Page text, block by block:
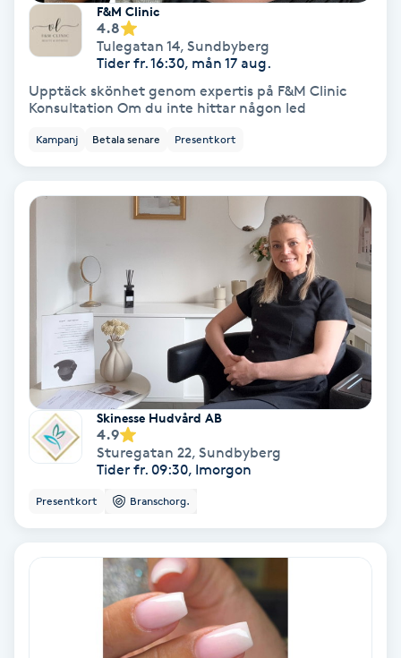
Spa-pedikyr
Spraytan
Stylist
Svensk massage
Svettbehandling
Tuina-massage
Taktil massage
Tandblekning
Tatuering
Tatueringsborttagning
F&M Clinic
4.8
Tulegatan 14, Sundbyberg
Tider fr. 16:30, mån 17 aug.
Upptäck skönhet genom expertis på F&M Clinic
Konsultation Om du inte hittar någon led
Kampanj Betala senare Presentkort
Skinesse Hudvård AB
4.9
Sturegatan 22, Sundbyberg
Tider fr. 09:30, Imorgon
Presentkort Branschorg.